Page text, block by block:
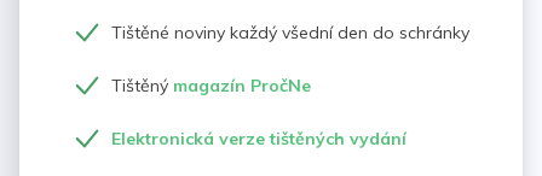
Tištěné noviny každý všední den do schránky
Tištěný magazín PročNe
Elektronická verze tištěných vydání